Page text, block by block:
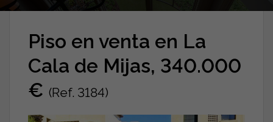
Piso en venta en La
Cala de Mijas, 340.000
€ (Ref. 3184)